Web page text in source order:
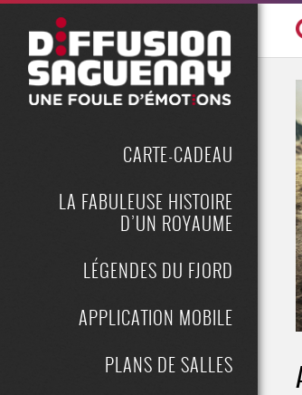
CARTE-CADEAU
LA FABULEUSE HISTOIRE
D’UN ROYAUME
LÉGENDES DU FJORD
APPLICATION MOBILE
PLANS DE SALLES